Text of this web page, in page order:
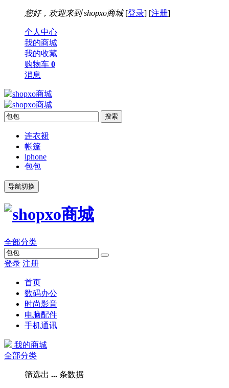
您好，欢迎来到 shopxo商城[登录] [注册]
个人中心
我的商城
我的收藏
购物车 0
消息
连衣裙
帐篷
iphone
包包
导航切换
全部分类
登录 注册
首页
数码办公
时尚影音
电脑配件
手机通讯
我的商城
全部分类
筛选出 ... 条数据